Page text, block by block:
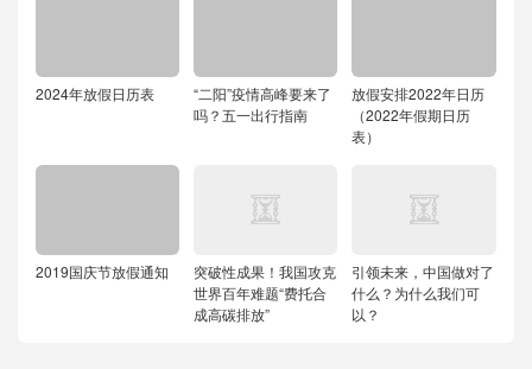
2024年放假日历表
“二阳”疫情高峰要来了
吗？五一出行指南
放假安排2022年日历
（2022年假期日历
表）
2019国庆节放假通知
突破性成果！我国攻克
世界百年难题“费托合
成高碳排放”
引领未来，中国做对了
什么？为什么我们可
以？